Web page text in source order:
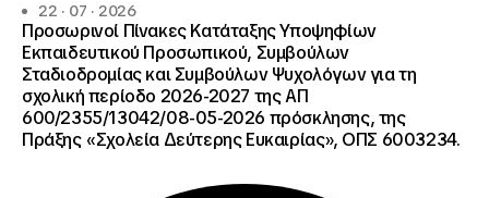
22 · 07 · 2026
Προσωρινοί Πίνακες Κατάταξης Υποψηφίων
Εκπαιδευτικού Προσωπικού, Συμβούλων
Σταδιοδρομίας και Συμβούλων Ψυχολόγων για τη
σχολική περίοδο 2026-2027 της ΑΠ
600/2355/13042/08-05-2026 πρόσκλησης, της
Πράξης «Σχολεία Δεύτερης Ευκαιρίας», ΟΠΣ 6003234.